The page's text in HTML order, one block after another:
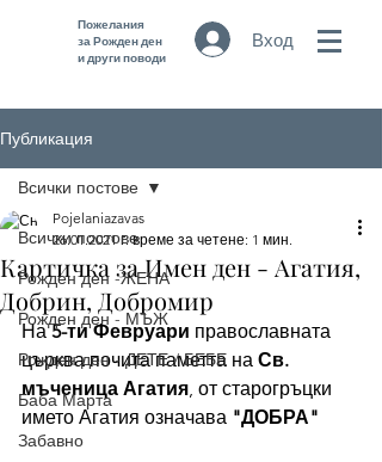
Пожелания
за Рожден ден
и други поводи
Вход
Публикация
Всички постове
Рожден ден -ЖЕНА
Рожден ден - МЪЖ
Рожден ден - ДЕТЕ / БЕБЕ
Баба Марта
Забавно
Всички постове
Картичка за Имен ден - Агатия,
Добрин, Добромир
Pojelaniazavas
26.01.2021 г. време за четене: 1 мин.
На 5-ти Февруари православната
църква почита паметта на Св.
мъченица Агатия, от старогръцки
името Агатия означава "ДОБРА"